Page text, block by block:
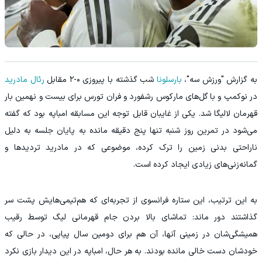
به گزارش "ورزش سه"، بارسلونا شب گذشته با پیروزی ۰-۲ مقابل
رئال مادرید
در نوکمپ و با گل‌های مارکوس رشفورد و فران تورس برای بیست‌ و نهمین بار
قهرمان لالیگا شد. یکی از غایبان قابل‌ توجه این مسابقه امباپه بود که گفته
می‌شود در تمرین روز شنبه تنها پنج دقیقه مانده به پایان جلسه به دلیل
ناراحتی بدنی زمین را ترک کرده، موضوعی که در مادرید تردیدها و
گمانه‌زنی‌های زیادی ایجاد کرده است.
به این ترتیب، این ستاره فرانسوی از تجربه‌ای که هم‌تیمی‌هایش پشت سر
گذاشتند دور ماند: تماشای بالا بردن جام قهرمانی لیگ توسط رقیب
همیشگی‌شان در زمینی آنها، آن هم برای دومین سال پیاپی، در حالی که
خودشان دست خالی مانده بودند. به هر حال، امباپه در این دیدار بازی نکرد